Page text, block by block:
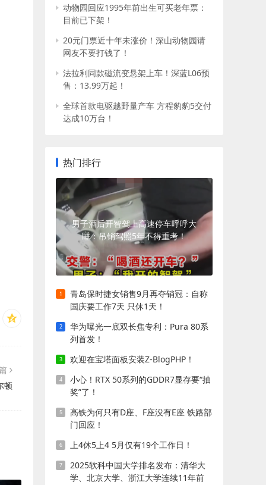
顿
动物园回应1995年前出生可买老年票：
目前已下架！
20元门票近十年未涨价！深山动物园请
网友不要打钱了！
法拉利同款磁流变悬架上车！深蓝L06预
售：13.99万起！
全球首款电驱越野量产车 方程豹豹5交付
达成10万台！
热门排行
男子酒后开智驾上高速停车呼呼大
睡：吊销驾照5年不得重考！
青岛保时捷女销售9月再夺销冠：自称
国庆要工作7天 只休1天！
华为曝光一底双长焦专利：Pura 80系
列首发！
欢迎在宝塔面板安装Z-BlogPHP！
小心！RTX 50系列的GDDR7显存要“抽
奖”了！
高铁为何只有D座、F座没有E座 铁路部
门回应！
上4休5上4 5月仅有19个工作日！
2025软科中国大学排名发布：清华大
学、北京大学、浙江大学连续11年前